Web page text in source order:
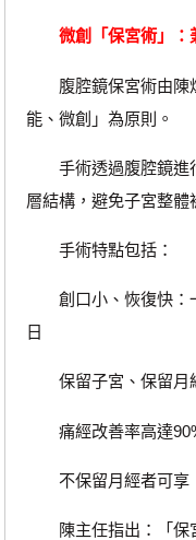
微創「保宮術」：
腹腔鏡保宮術由陳
能、微創」為原則。
手術透過腹腔鏡進
層結構，避免子宮整體
手術特點包括：
創口小、恢復快：
日
保留子宮、保留月
痛經改善率高達
不保留月經者可享
陳主任指出：「保